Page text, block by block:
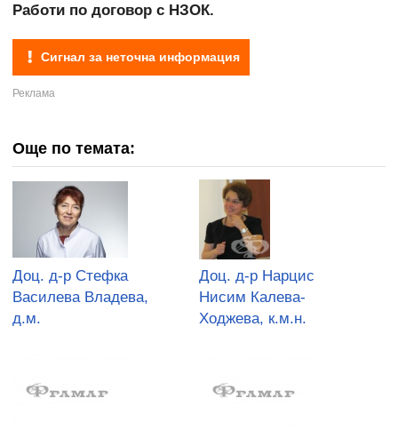
Работи по договор с НЗОК.
Сигнал за неточна информация
Още по темата:
Доц. д-р Стефка
Василева Владева,
д.м.
Доц. д-р Нарцис
Нисим Калева-
Ходжева, к.м.н.